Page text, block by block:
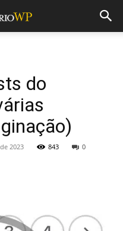
do
2023 843 0